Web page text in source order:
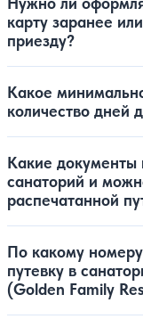
карту заранее
приезду?
Какое
количество дней
Какие документы
санаторий и
распечатанной
По какому
путевку в
(Golden Family